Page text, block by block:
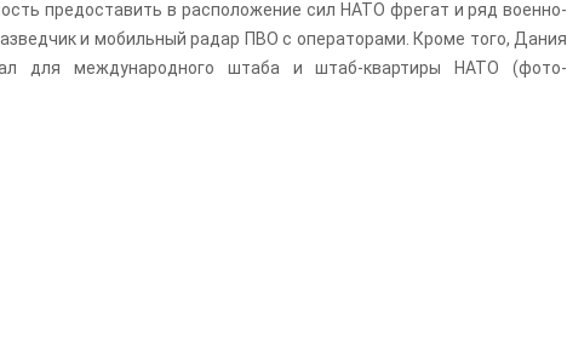
предоставить в расположение сил НАТО фрегат и ряд военно-
и мобильный радар ПВО с операторами. Кроме того, Дания
для международного штаба и штаб-квартиры НАТО (фото-